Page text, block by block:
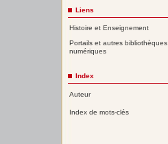
Liens
Histoire et Enseignement
Portails et autres bibliothèques
numériques
Index
Auteur
Index de mots-clés